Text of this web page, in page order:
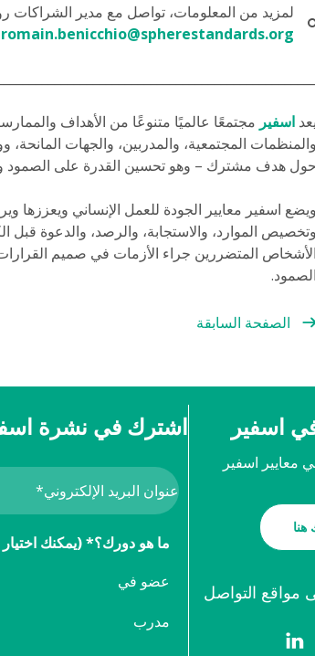
لمزيد من المعلومات، تواصل مع مدير الشراكات
romain.benicchio@spherestandards.org
يعد اسفير مجتمعًا عالميًا متنوعًا من الأهداف
والمنظمات المجتمعية، والمدربين، والجهات
حول هدف مشترك – وهو تحسين القدرة على الصمود
ويضع اسفير معايير الجودة للعمل الإنساني ويعززها
وتخصيص الموارد، والاستجابة، والرصد، والدعوة قبل
الأشخاص المتضررين جراء الأزمات في صميم القرارات
الصمود.
الصفحة السابقة
اسفير
معايير اسفير
هنا
مواقع التواصل
اشترك في نشرة
ما هو دورك؟* (يمكنك
عضو في
مدرب